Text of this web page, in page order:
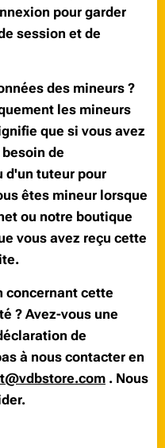
pour garder
session et de
des mineurs ?
les mineurs
que si vous avez
de
d'un tuteur pour
êtes mineur lorsque
ou notre boutique
vous avez reçu cette
concernant cette
? Avez-vous une
de
à nous contacter en
. Nous